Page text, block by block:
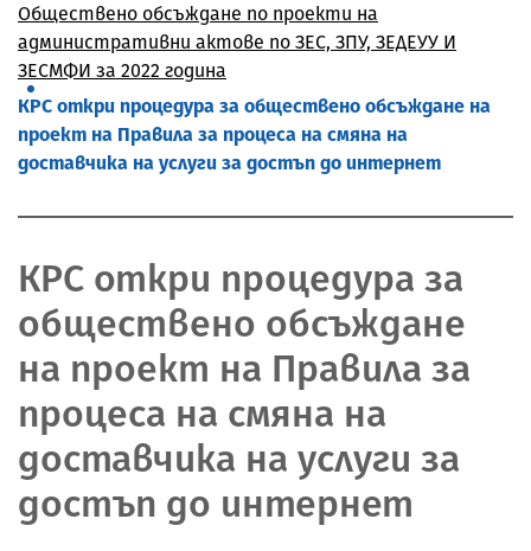
Обществено обсъждане по проекти на
административни актове по ЗЕС, ЗПУ, ЗЕДЕУУ И
ЗЕСМФИ за 2022 година
КРС откри процедура за обществено обсъждане на
проект на Правила за процеса на смяна на
доставчика на услуги за достъп до интернет
КРС откри процедура за
обществено обсъждане
на проект на Правила за
процеса на смяна на
доставчика на услуги за
достъп до интернет